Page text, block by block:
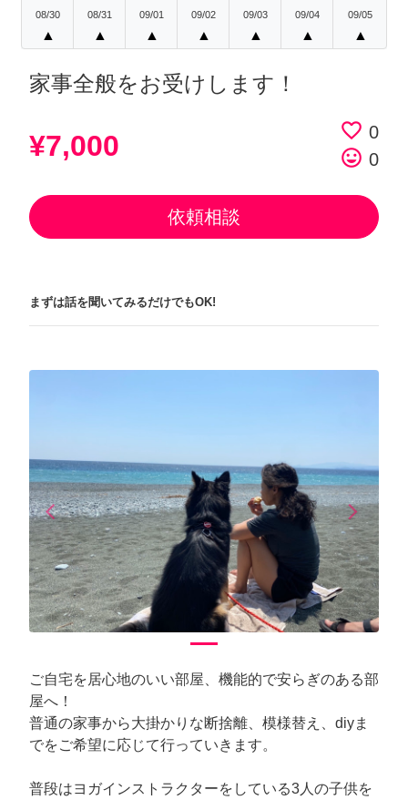
08/30
▲
08/31
▲
09/01
▲
09/02
▲
09/03
▲
09/04
▲
09/05
▲
家事全般をお受けします！
¥7,000 favorite_border 0
tag_faces 0
依頼相談
まずは話を聞いてみるだけでもOK!
arrow_back_iosPrevious arrow_forward_iosNext
ご自宅を居心地のいい部屋、機能的で安らぎのある部
屋へ！
普通の家事から大掛かりな断捨離、模様替え、diyま
でをご希望に応じて行っていきます。
普段はヨガインストラクターをしている3人の子供を